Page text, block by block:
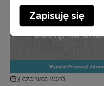
3 czerwca 2026
Zapisuję się